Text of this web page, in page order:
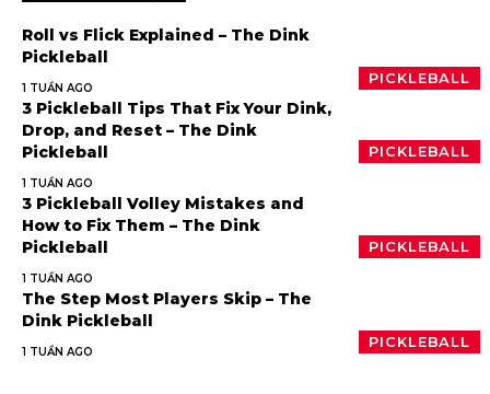
PICKLEBALL
Roll vs Flick Explained – The Dink
Pickleball
1 TUẦN AGO
PICKLEBALL
3 Pickleball Tips That Fix Your Dink,
Drop, and Reset – The Dink
Pickleball
1 TUẦN AGO
PICKLEBALL
3 Pickleball Volley Mistakes and
How to Fix Them – The Dink
Pickleball
1 TUẦN AGO
PICKLEBALL
The Step Most Players Skip – The
Dink Pickleball
1 TUẦN AGO